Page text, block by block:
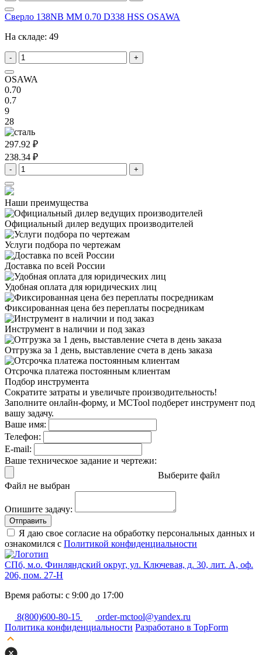
Сверло 138NB MM 0.70 D338 HSS OSAWA
На складе: 49
- +
OSAWA
0.70
0.7
9
28
297.92 ₽
238.34 ₽
- +
Наши преимущества
Официальный дилер ведущих производителей
Услуги подбора по чертежам
Доставка по всей России
Удобная оплата для юридических лиц
Фиксированная цена без переплаты посредникам
Инструмент в наличии и под заказ
Отгрузка за 1 день, выставление счета в день заказа
Отсрочка платежа постоянным клиентам
Подбор инструмента
Сократите затраты и увеличьте производительность!
Заполните онлайн-форму, и MCTool подберет инструмент под
вашу задачу.
Ваше имя:
Телефон:
E-mail:
Ваше техническое задание и чертежи:
Выберите файл
Файл не выбран
Опишите задачу:
Отправить
Я даю свое согласие на обработку персональных данных и
ознакомился с Политикой конфиденциальности
СПб, м.о. Финляндский округ, ул. Ключевая, д. 30, лит. А, оф.
206, пом. 27-Н
Время работы: с 9:00 до 17:00
8(800)600-80-15
order-mctool@yandex.ru
Политика конфиденциальности Разработано в TopForm